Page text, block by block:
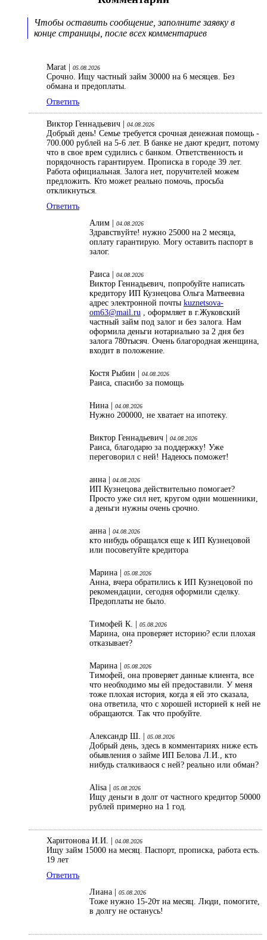
Чтобы оставить сообщение, заполните заявку в
конце страницы, после всех комментариев
Marat | 05.08.2026
Срочно. Ищу частный займ 30000 на 6 месяцев. Без
обмана и предоплаты.
Ответить
Виктор Геннадьевич | 04.08.2026
Добрый день! Семье требуется срочная денежная помощь -
700.000 рублей на 5-6 лет. В банке не дают кредит, потому
что в свое врем судились с банком. Ответственность и
порядочность гарантируем. Прописка в городе 39 лет.
Работа официальная. Залога нет, поручителей можем
предложить. Кто может реально помочь, просьба
откликнуться.
Ответить
Алим |
04.08.2026
Здравствуйте! нужно 25000 на 2 месяца,
оплату гарантирую. Могу оставить паспорт в
залог.
Раиса | 04.08.2026
Виктор Геннадьевич, попробуйте написать
кредитору ИП Кузнецова Ольга Матвеевна
адрес электронной почты kuznetsova-
om63@mail.ru , оформляет в г.Жуковский
частный займ под залог и без залога. Нам
оформила деньги нотариально за 2 дня без
залога 780тысяч. Очень благородная женщина,
входит в положение.
Костя Рыбин | 04.08.2026
Раиса, спасибо за помощь
Нина | 04.08.2026
Нужно 200000, не хватает на ипотеку.
Виктор Геннадьевич | 04.08.2026
Раиса, благодарю за поддержку! Уже
переговорил с ней! Надеюсь поможет!
анна | 04.08.2026
ИП Кузнецова действительно помогает?
Просто уже сил нет, кругом одни мошенники,
а деньги нужны очень срочно.
анна | 04.08.2026
кто нибудь обращался еще к ИП Кузнецовой
или посоветуйте кредитора
Марина | 05.08.2026
Анна, вчера обратились к ИП Кузнецовой по
рекомендации, сегодня оформили сделку.
Предоплаты не было.
Тимофей К. | 05.08.2026
Марина, она проверяет историю? если плохая
отказывает?
Марина | 05.08.2026
Тимофей, она проверяет данные клиента, все
что необходимо мы ей предоставили. У меня
тоже плохая история, когда я ей это сказала,
она ответила, что с хорошей историей к ней не
обращаются. Так что пробуйте.
Александр Ш. | 05.08.2026
Добрый день, здесь в комментариях ниже есть
обьявления о займе ИП Белова Л.И., кто
нибудь сталкиваося с ней? реально или обман?
Alisa | 05.08.2026
Ищу деньги в долг от частного кредитор 50000
рублей примерно на 1 год.
Харитонова И.И. | 04.08.2026
Ищу займ 15000 на месяц. Паспорт, прописка, работа есть.
19 лет
Ответить
Лиана |
05.08.2026
Тоже нужно 15-20т на месяц. Люди, помогите,
в долгу не останусь!